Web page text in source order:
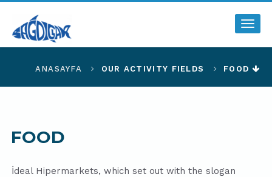
ANASAYFA OUR ACTIVITY FIELDS FOOD
FOOD
İdeal Hipermarkets, which set out with the slogan